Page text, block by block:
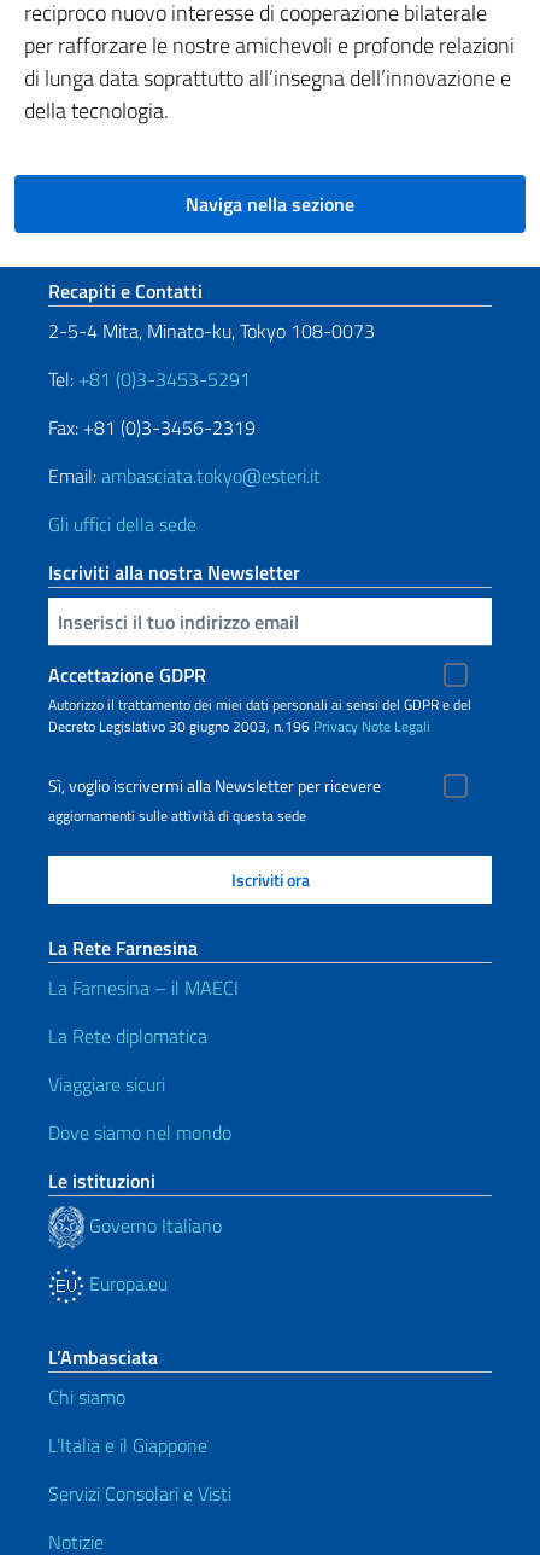
reciproco nuovo interesse di cooperazione bilaterale
per rafforzare le nostre amichevoli e profonde relazioni
di lunga data soprattutto all’insegna dell’innovazione e
della tecnologia.
Naviga nella sezione
Sezione footer
Recapiti e Contatti
2-5-4 Mita, Minato-ku, Tokyo 108-0073
Tel: +81 (0)3-3453-5291
Fax: +81 (0)3-3456-2319
Email:ambasciata.tokyo@esteri.it
Gli uffici della sede
Iscriviti alla nostra Newsletter
Inserisci la tua email
Accettazione GDPR
Autorizzo il trattamento dei miei dati personali ai sensi del GDPR e del
Decreto Legislativo 30 giugno 2003, n.196 Privacy Note Legali
Sì, voglio iscrivermi alla Newsletter per ricevere
aggiornamenti sulle attività di questa sede
La Rete Farnesina
La Farnesina – il MAECI
La Rete diplomatica
Viaggiare sicuri
Dove siamo nel mondo
Le istituzioni
Governo Italiano
Europa.eu
L’Ambasciata
Chi siamo
L’Italia e il Giappone
Servizi Consolari e Visti
Notizie